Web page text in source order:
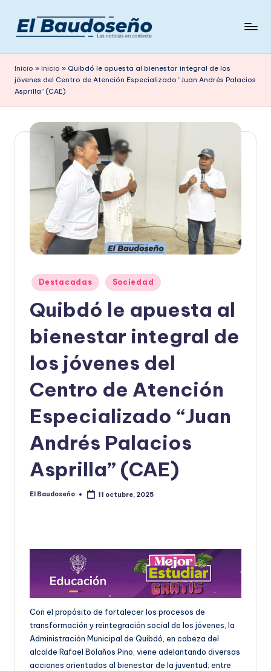
Saltar
contenido
e
ri
ó
d
en
contexto
Inicio » Inicio » Quibdó le apuesta al bienestar integral de los
jóvenes del Centro de Atención Especializado “Juan Andrés Palacios
Asprilla” (CAE)
Publicado
en
Destacadas Sociedad
Quibdó le apuesta al
bienestar integral de
los jóvenes del
Centro de Atención
Especializado “Juan
Andrés Palacios
Asprilla” (CAE)
Publicado
El Baudoseño 11 octubre, 2025
Con el propósito de fortalecer los procesos de
transformación y reintegración social de los jóvenes, la
Administración Municipal de Quibdó, en cabeza del
alcalde Rafael Bolaños Pino, viene adelantando diversas
acciones orientadas al bienestar de la juventud; entre